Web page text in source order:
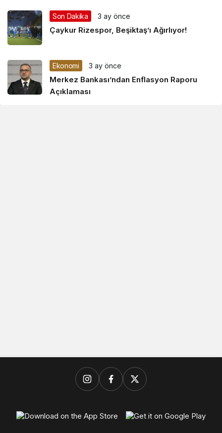
Son Dakika 3 ay önce
Çaykur Rizespor, Beşiktaş’ı Ağırlıyor!
Ekonomi 3 ay önce
Merkez Bankası’ndan Enflasyon Raporu
Açıklaması